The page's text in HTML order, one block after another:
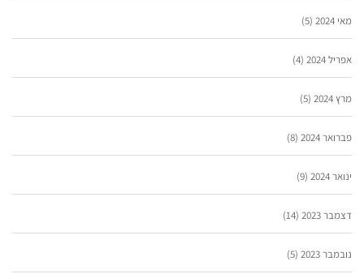
מאי 2024 (5)
אפריל 2024 (4)
מרץ 2024 (5)
פברואר 2024 (8)
ינואר 2024 (9)
דצמבר 2023 (14)
נובמבר 2023 (5)